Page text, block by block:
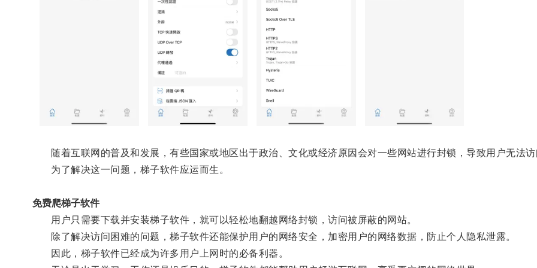
随着互联网的普及和发展，有些国家或地区出于政治、文化或经济原因会对一些网站进行封锁，导致用户无法
为了解决这一问题，梯子软件应运而生。
免费爬梯子软件
用户只需要下载并安装梯子软件，就可以轻松地翻越网络封锁，访问被屏蔽的网站。
除了解决访问困难的问题，梯子软件还能保护用户的网络安全，加密用户的网络数据，防止个人隐私泄露。
因此，梯子软件已经成为许多用户上网时的必备利器。